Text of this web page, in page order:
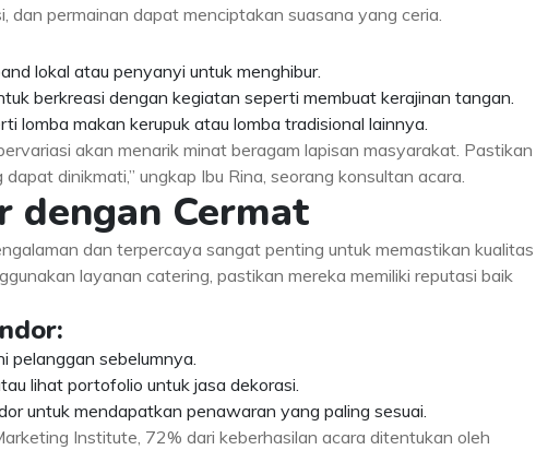
dan permainan dapat menciptakan suasana yang ceria.
lokal atau penyanyi untuk menghibur.
berkreasi dengan kegiatan seperti membuat kerajinan tangan.
lomba makan kerupuk atau lomba tradisional lainnya.
akan menarik minat beragam lapisan masyarakat. Pastikan
dinikmati,” ungkap Ibu Rina, seorang konsultan acara.
dengan Cermat
dan terpercaya sangat penting untuk memastikan kualitas
layanan catering, pastikan mereka memiliki reputasi baik
pelanggan sebelumnya.
lihat portofolio untuk jasa dekorasi.
untuk mendapatkan penawaran yang paling sesuai.
Institute, 72% dari keberhasilan acara ditentukan oleh